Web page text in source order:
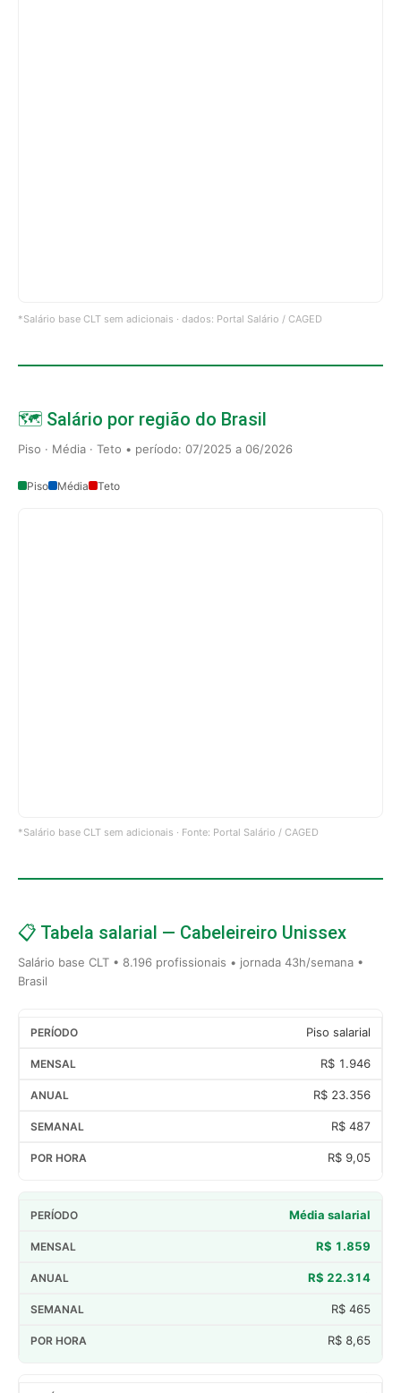
*Salário base CLT sem adicionais · dados: Portal Salário / CAGED
🗺️ Salário por região do Brasil
Piso · Média · Teto • período: 07/2025 a 06/2026
Piso Média Teto
*Salário base CLT sem adicionais · Fonte: Portal Salário / CAGED
📋 Tabela salarial — Cabeleireiro Unissex
Salário base CLT • 8.196 profissionais • jornada 43h/semana •
Brasil
Piso salarial
R$ 1.946
R$ 23.356
R$ 487
R$ 9,05
Média salarial
R$ 1.859
R$ 22.314
R$ 465
R$ 8,65